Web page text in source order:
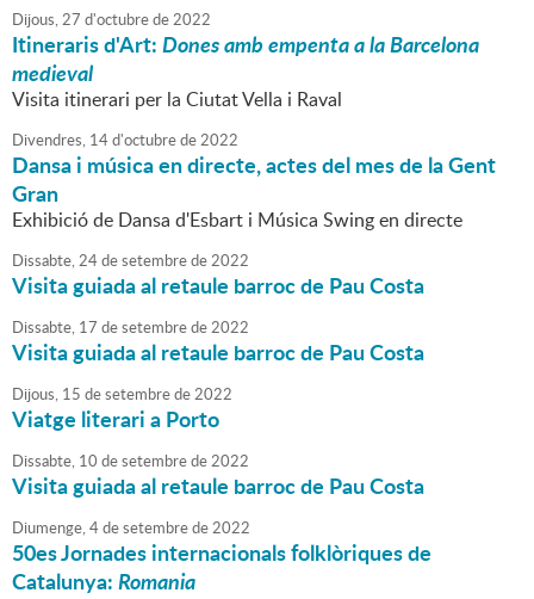
Dijous,27 d'octubrede2022
Itineraris d'Art:Dones amb empenta a la Barcelona
medieval
Visita itinerari per la Ciutat Vella i Raval
Divendres, 14d'octubrede2022
Dansa i música en directe, actes del mes de la Gent
Gran
Exhibició de Dansa d'Esbart i Música Swing en directe
Dissabte,24desetembrede2022
Visita guiada al retaule barroc de Pau Costa
Dissabte, 17 desetembrede2022
Visita guiada al retaule barroc de Pau Costa
Dijous, 15 desetembrede2022
Viatge literari a Porto
Dissabte, 10 desetembrede2022
Visita guiada al retaule barroc de Pau Costa
Diumenge,4desetembrede2022
50es Jornades internacionals folklòriques de
Catalunya:Romania